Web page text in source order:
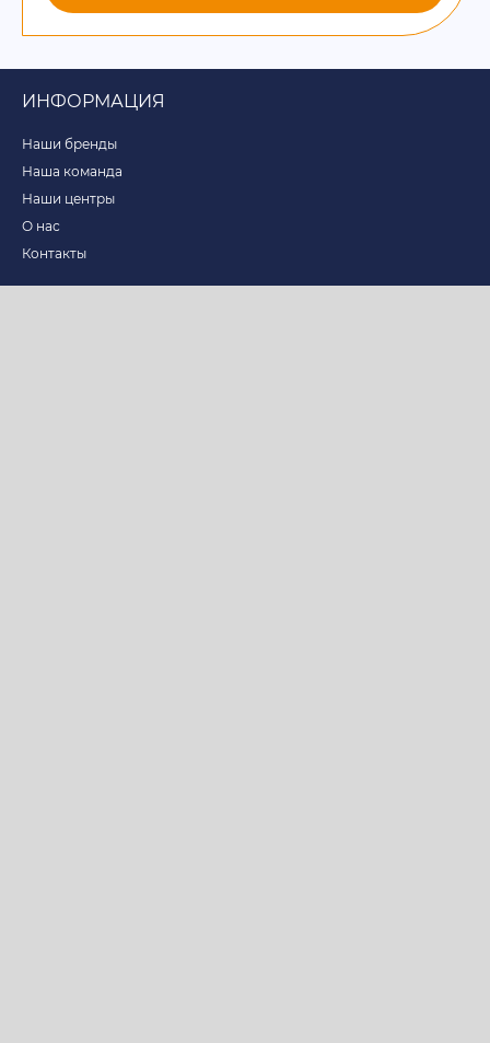
ИНФОРМАЦИЯ
Наши бренды
Наша команда
Наши центры
О нас
Контакты